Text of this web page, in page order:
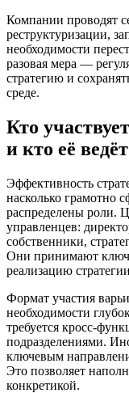
Компании проводят
реструктуризации,
необходимости
разовая мера —
стратегию и
среде.
Кто
и кто её ведёт
Эффективность
насколько грамотно
распределены роли.
управленцев:
собственники,
Они принимают
реализацию
Формат участия
необходимости
требуется кросс-
подразделениями.
ключевым
Это позволяет
конкретикой.